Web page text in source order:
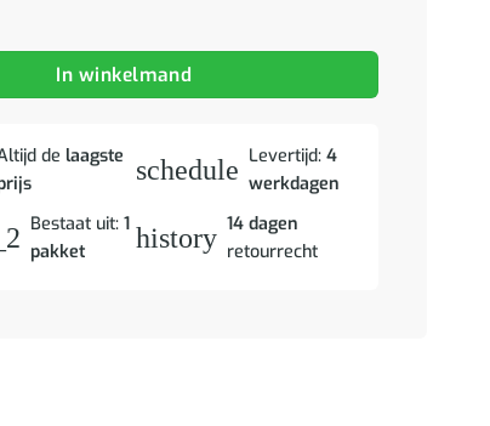
30 x 30 x 56 cm Bewerkt hout aantal
In winkelmand
de laagste
schedule Levertijd:4
werkdagen
Bestaat uit: 1
pakket
history 14 dagen
retourrecht